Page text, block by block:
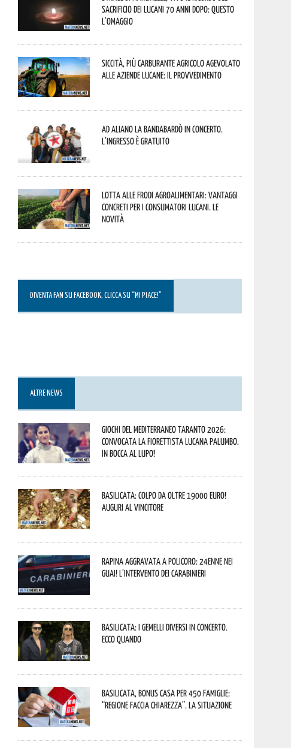
sacrificio dei lucani 70 anni dopo: questo
l’omaggio
Siccità, più carburante agricolo agevolato
alle aziende lucane: il provvedimento
Ad Aliano la Bandabardò in concerto.
L’ingresso è gratuito
Lotta alle frodi agroalimentari: vantaggi
concreti per i consumatori lucani. Le
novità
DIVENTA FAN SU FACEBOOK, CLICCA SU “MI PIACE!”
ALTRE NEWS
Giochi del Mediterraneo Taranto 2026:
convocata la fiorettista lucana Palumbo.
In bocca al lupo!
Basilicata: colpo da oltre 19000 Euro!
Auguri al vincitore
Rapina aggravata a Policoro: 24enne nei
guai! L’intervento dei Carabinieri
Basilicata: i Gemelli DiVersi in concerto.
Ecco quando
Basilicata, Bonus casa per 450 famiglie:
“Regione faccia chiarezza”. La situazione